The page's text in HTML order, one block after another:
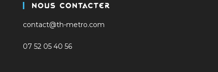
Nous Contacter
contact@th-metro.com
07 52 05 40 56